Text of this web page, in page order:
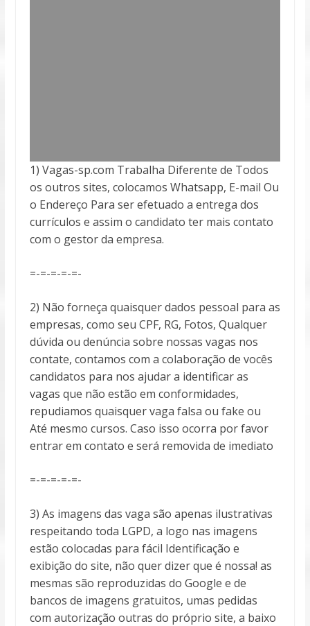
1) Vagas-sp.com Trabalha Diferente de Todos
os outros sites, colocamos Whatsapp, E-mail Ou
o Endereço Para ser efetuado a entrega dos
currículos e assim o candidato ter mais contato
com o gestor da empresa.
=-=-=-=-=-
2) Não forneça quaisquer dados pessoal para as
empresas, como seu CPF, RG, Fotos, Qualquer
dúvida ou denúncia sobre nossas vagas nos
contate, contamos com a colaboração de vocês
candidatos para nos ajudar a identificar as
vagas que não estão em conformidades,
repudiamos quaisquer vaga falsa ou fake ou
Até mesmo cursos. Caso isso ocorra por favor
entrar em contato e será removida de imediato
=-=-=-=-=-
3) As imagens das vaga são apenas ilustrativas
respeitando toda LGPD, a logo nas imagens
estão colocadas para fácil Identificação e
exibição do site, não quer dizer que é nossa! as
mesmas são reproduzidas do Google e de
bancos de imagens gratuitos, umas pedidas
com autorização outras do próprio site, a baixo